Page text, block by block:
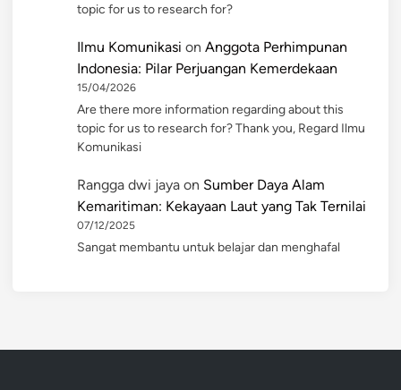
topic for us to research for?
Ilmu Komunikasi on Anggota Perhimpunan
Indonesia: Pilar Perjuangan Kemerdekaan
15/04/2026
Are there more information regarding about this
topic for us to research for? Thank you, Regard Ilmu
Komunikasi
Rangga dwi jaya on Sumber Daya Alam
Kemaritiman: Kekayaan Laut yang Tak Ternilai
07/12/2025
Sangat membantu untuk belajar dan menghafal